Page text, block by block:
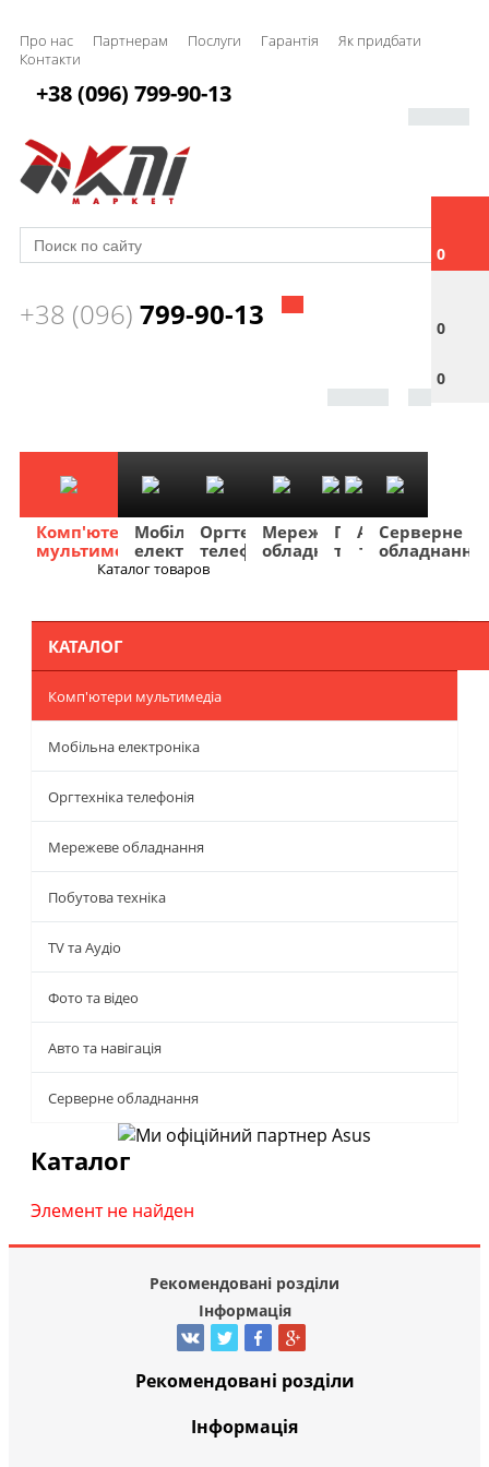
Про нас Партнерам Послуги Гарантія
Як придбати
Контакти
0
0
0
+38 (096) 799-90-13
+38 (096) 799-90-13
Комп'ютери
мультимедіа
Мобільна
електроніка
Оргтехніка
телефонія
Мережеве
обладнання
Побутова
техніка
TV
та
Фото
та
Авто
та
Серверне
обладнання
Каталог товаров
КАТАЛОГ
Комп'ютери мультимедіа
Мобільна електроніка
Оргтехніка телефонія
Мережеве обладнання
Побутова техніка
TV та Аудіо
Фото та відео
Авто та навігація
Серверне обладнання
Каталог
Элемент не найден
Рекомендовані розділи
Інформація
Рекомендовані розділи
Інформація